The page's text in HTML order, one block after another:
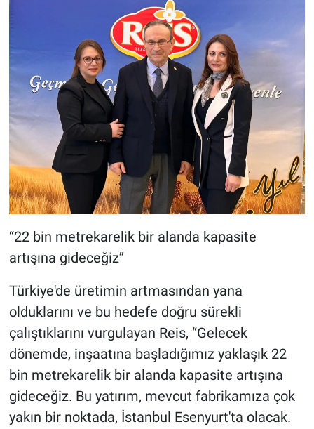
‘‘22 bin metrekarelik bir alanda kapasite
artışına gideceğiz’’
Türkiye'de üretimin artmasından yana
olduklarını ve bu hedefe doğru sürekli
çalıştıklarını vurgulayan Reis, ‘‘Gelecek
dönemde, inşaatına başladığımız yaklaşık 22
bin metrekarelik bir alanda kapasite artışına
gideceğiz. Bu yatırım, mevcut fabrikamıza çok
yakın bir noktada, İstanbul Esenyurt'ta olacak.